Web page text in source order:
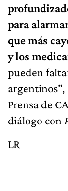
para
que más
y los
pueden
argentinos",
Prensa de
diálogo con
LR